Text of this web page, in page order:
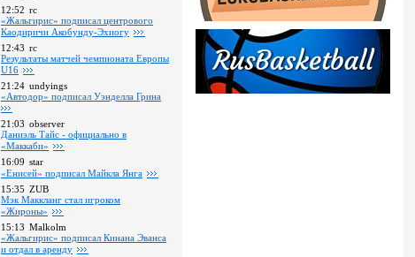
12:52 rc
«Жальгирис» подписал центрового
Каодиричи Акобунду-Эхиогу
12:43 rc
Pезультаты матчей чемпионата Европы
U16
21:24 undyings
«Автодор» подписал Уэнделла Грина
21:03 observer
Даниэль Тайс - официально в
«Маккаби»
16:09 star
«Енисей» подписал Майкла Янга
15:35 ZUB
Мэк Маккланг стал игроком
«Жироны»
15:13 Malkolm
«Жальгирис» подписал Кинана Эванса
и отдал в аренду